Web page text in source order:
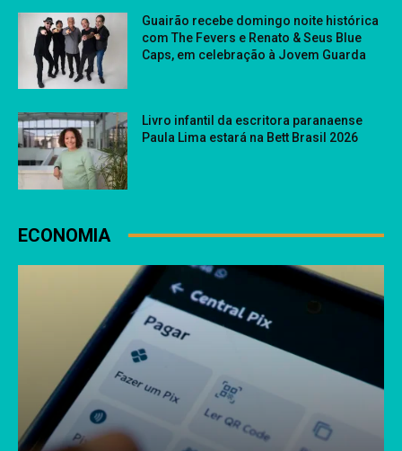
Guairão recebe domingo noite histórica
com The Fevers e Renato & Seus Blue
Caps, em celebração à Jovem Guarda
Livro infantil da escritora paranaense
Paula Lima estará na Bett Brasil 2026
ECONOMIA